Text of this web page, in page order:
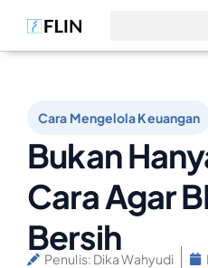
Cara Mengelola Keuangan
Bukan
Cara Agar
Bersih
Penulis: Dika Wahyudi